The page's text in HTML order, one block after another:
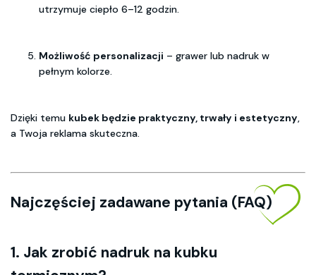
utrzymuje ciepło 6–12 godzin.
Możliwość personalizacji – grawer lub nadruk w
pełnym kolorze.
Dzięki temu kubek będzie praktyczny, trwały i estetyczny,
a Twoja reklama skuteczna.
Najczęściej zadawane pytania (FAQ)
1. Jak zrobić nadruk na kubku